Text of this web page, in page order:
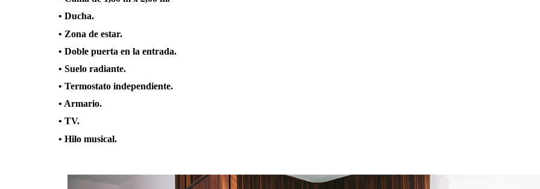
• Ducha.
• Zona de estar.
• Doble puerta en la entrada.
• Suelo radiante.
• Termostato independiente.
• Armario.
• TV.
• Hilo musical.